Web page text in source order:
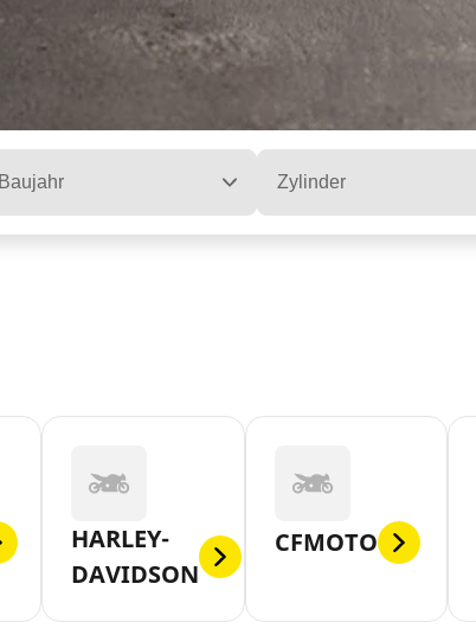
Baujahr Zylinder
HARLEY-
DAVIDSON
CFMOTO